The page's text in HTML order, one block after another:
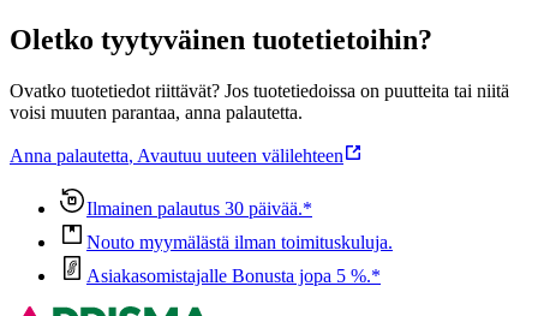
Oletko tyytyväinen tuotetietoihin?
Ovatko tuotetiedot riittävät? Jos tuotetiedoissa on puutteita tai niitä
voisi muuten parantaa, anna palautetta.
Anna palautetta, Avautuu uuteen välilehteen
Ilmainen palautus 30 päivää.*
Nouto myymälästä ilman toimituskuluja.
Asiakasomistajalle Bonusta jopa 5 %.*